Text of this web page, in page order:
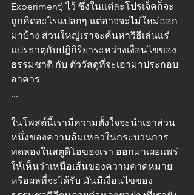
Experiment) ไว้ ซึ่งในแต่ละโปรเจ็คก็จะ
ถูกคิดอะไรแปลกๆ แต่อาจจะไม่ใหม่ออก
มาบ้าง ส่วนใหญ่เราจะค้นหาวิธีเล่นแร่
แปรธาตุกับปฎิกิริยาระหว่างเงื่อนไขของ
ธรรมชาติ กับ ตัววัสดุที่จะเอามาประกอบ
อาคาร
...
ในโพสต์นี้เรามีความตั้งใจจะนำเอาส่วน
หนึ่งของความล้มเหลวในกระบวนการ
ทดลองในสตูดิโอของเรา ออกมาเผยแพร่
ให้เห็นว่าเหนือเส้นของความคาดหมาย
หรือผลที่จะได้รับ มันมีเงื่อนไขของ